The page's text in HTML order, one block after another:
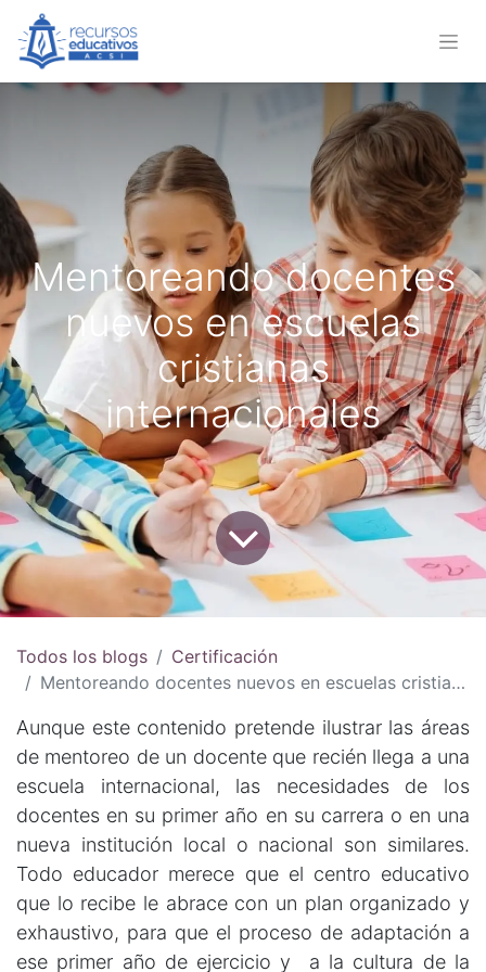
Mentoreando docentes
nuevos en escuelas
cristianas
internacionales
Todos los blogs
Certificación
Mentoreando docentes nuevos en escuelas cristianas internacionales
Aunque este contenido pretende ilustrar las áreas
de mentoreo de un docente que recién llega a una
escuela internacional, las necesidades de los
docentes en su primer año en su carrera o en una
nueva institución local o nacional son similares.
Todo educador merece que el centro educativo
que lo recibe le abrace con un plan organizado y
exhaustivo, para que el proceso de adaptación a
ese primer año de ejercicio y a la cultura de la